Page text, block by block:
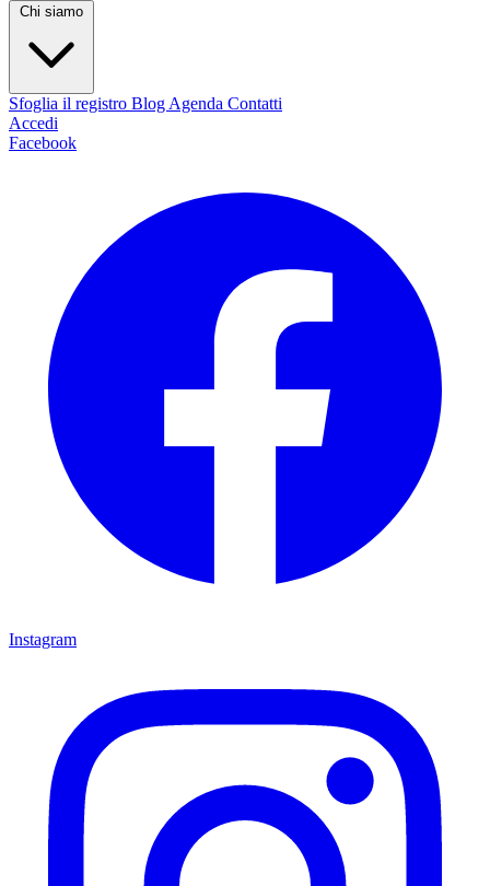
Chi siamo
Sfoglia il registro Blog Agenda Contatti
Accedi
Facebook
Instagram